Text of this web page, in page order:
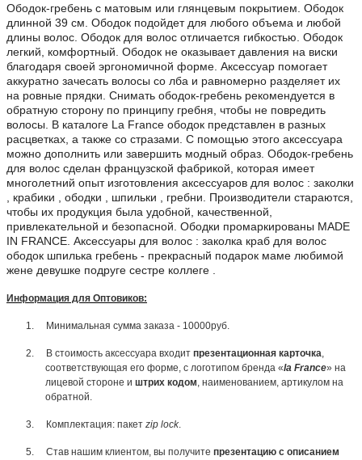
Ободок-гребень с матовым или глянцевым покрытием. Ободок
длинной 39 см. Ободок подойдет для любого объема и любой
длины волос. Ободок для волос отличается гибкостью. Ободок
легкий, комфортный. Ободок не оказывает давления на виски
благодаря своей эргономичной форме. Аксессуар помогает
аккуратно зачесать волосы со лба и равномерно разделяет их
на ровные прядки. Снимать ободок-гребень рекомендуется в
обратную сторону по принципу гребня, чтобы не повредить
волосы. В каталоге La France ободок представлен в разных
расцветках, а также со стразами. С помощью этого аксессуара
можно дополнить или завершить модный образ. Ободок-гребень
для волос сделан французской фабрикой, которая имеет
многолетний опыт изготовления аксессуаров для волос : заколки
, крабики , ободки , шпильки , гребни. Производители стараются,
чтобы их продукция была удобной, качественной,
привлекательной и безопасной. Ободки промаркированы MADE
IN FRANCE. Аксессуары для волос : заколка краб для волос
ободок шпилька гребень - прекрасный подарок маме любимой
жене девушке подруге сестре коллеге .
Информация для Оптовиков:
1. Минимальная сумма заказа - 10000руб.
2. В стоимость аксессуара входит презентационная карточка,
соответствующая его форме, с логотипом бренда «la France» на
лицевой стороне и штрих кодом, наименованием, артикулом на
обратной.
3. Комплектация: пакет zip lock.
5. Став нашим клиентом, вы получите презентацию с описанием